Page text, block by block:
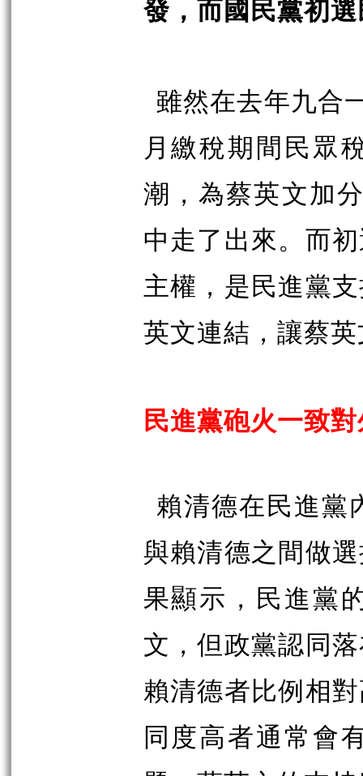
發，而國民黨初
雖然在去年九合
月繳稅期間民眾
潮，為蔡英文加
中走了出來。而
主權，是民進黨
英文連結，讓蔡
民進黨砲火一致
賴清德在民進黨
與賴清德之間做
果顯示，民進黨
文，但政黨認同
賴清德者比例相
同度高者通常會